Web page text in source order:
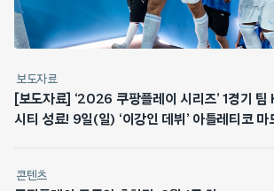
보도자료
[보도자료] ‘2026 쿠팡플레이 시리즈’ 1경기 팀
시티 성료! 9일(일) ‘이강인 데뷔’ 아틀레티코 마
콘텐츠